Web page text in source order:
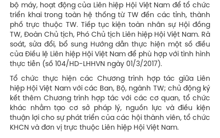
bộ máy, hoạt động của Liên hiệp Hội Việt Nam để tổ chức
triển khai trong toàn hệ thống từ TW đến các tỉnh, thành
phố trực thuộc TW. Tiếp tục kiện toàn nhân sự Hội đồng
TW, Đoàn Chủ tịch, Phó Chủ tịch Liên hiệp Hội Việt Nam. Rà
soát, sửa đổi, bổ sung Hướng dẫn thực hiện một số điều
của Điều lệ Liên hiệp Hội Việt Nam để phù hợp với tình hình
thực tiễn (số 104/HD-LHHVN ngày 01/3/2017).
Tổ chức thực hiện các Chương trình hợp tác giữa Liên
hiệp Hội Việt Nam với các Ban, Bộ, ngành TW; chủ động ký
kết thêm Chương trình hợp tác với các cơ quan, tổ chức
khác nhằm tạo cơ sở pháp lý, nguồn lực và điều kiện
thuận lợi cho sự phát triển của các hội thành viên, tổ chức
KHCN và đơn vị trực thuộc Liên hiệp Hội Việt Nam.